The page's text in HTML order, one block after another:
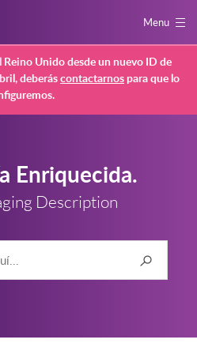
Menu
Reino Unido desde un nuevo ID de
deberáscontactarnospara que lo
Enriquecida.
Description